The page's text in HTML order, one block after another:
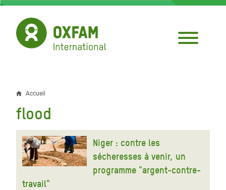
Aller
contenu
principal
Fil
d'Ariane
Accueil
flood
Niger : contre les
sécheresses à venir, un
programme "argent-contre-
travail"